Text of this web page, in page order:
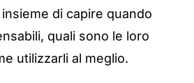
di capire quando
quali sono le loro
utilizzarli al meglio.